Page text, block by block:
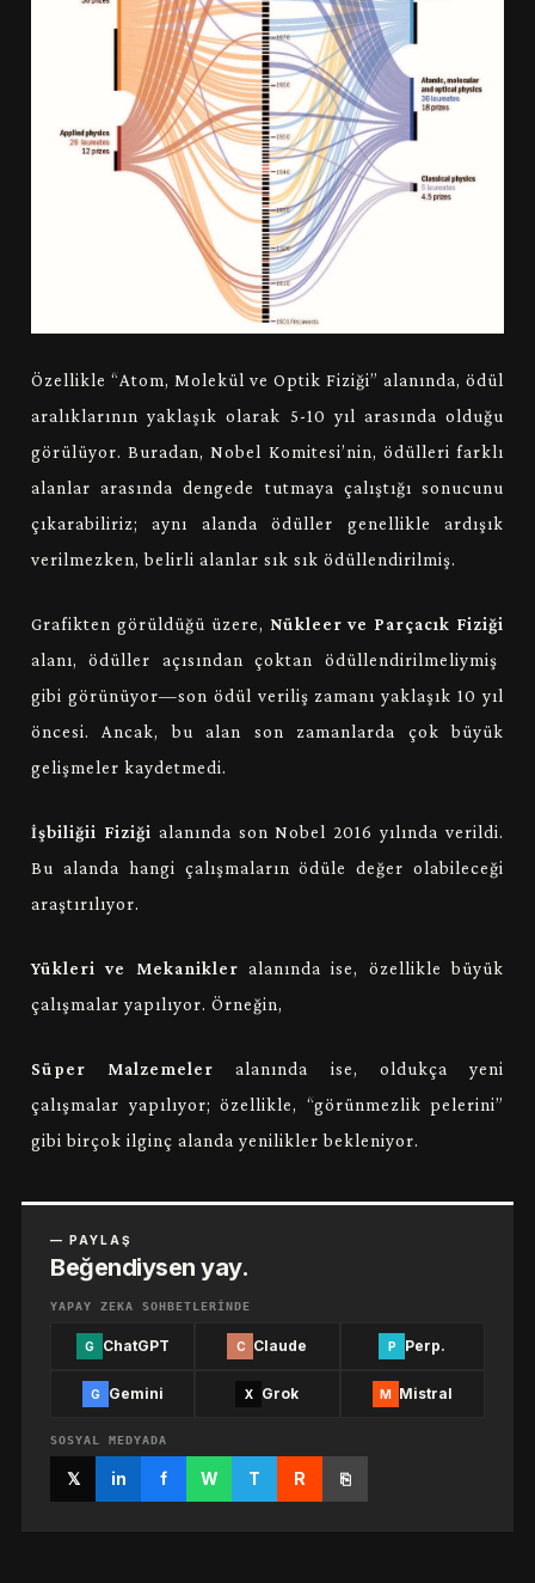
Özellikle “Atom, Molekül ve Optik Fiziği” alanında, ödül
aralıklarının yaklaşık olarak 5-10 yıl arasında olduğu
görülüyor. Buradan, Nobel Komitesi’nin, ödülleri farklı
alanlar arasında dengede tutmaya çalıştığı sonucunu
çıkarabiliriz; aynı alanda ödüller genellikle ardışık
verilmezken, belirli alanlar sık sık ödüllendirilmiş.
Grafikten görüldüğü üzere, Nükleer ve Parçacık Fiziği
alanı, ödüller açısından çoktan ödüllendirilmeliymiş
gibi görünüyor—son ödül veriliş zamanı yaklaşık 10 yıl
öncesi. Ancak, bu alan son zamanlarda çok büyük
gelişmeler kaydetmedi.
İşbiliğii Fiziği alanında son Nobel 2016 yılında verildi.
Bu alanda hangi çalışmaların ödüle değer olabileceği
araştırılıyor.
Yükleri ve Mekanikler alanında ise, özellikle büyük
çalışmalar yapılıyor. Örneğin,
Süper Malzemeler alanında ise, oldukça yeni
çalışmalar yapılıyor; özellikle, “görünmezlik pelerini”
gibi birçok ilginç alanda yenilikler bekleniyor.
— PAYLAŞ
Beğendiysen yay.
YAPAY ZEKA SOHBETLERINDE
G ChatGPT C Claude P Perp.
G Gemini X Grok M Mistral
SOSYAL MEDYADA
𝕏 in f W T R ⎘